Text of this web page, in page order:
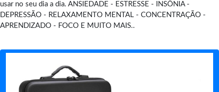
usar no seu dia a dia. ANSIEDADE - ESTRESSE - INSÔNIA -
DEPRESSÃO - RELAXAMENTO MENTAL - CONCENTRAÇÃO -
APRENDIZADO - FOCO E MUITO MAIS..